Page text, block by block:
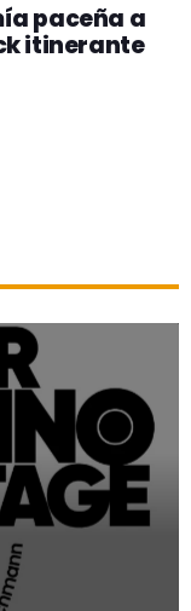
paceña a
itinerante